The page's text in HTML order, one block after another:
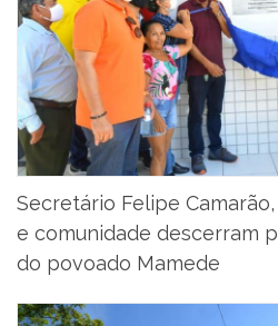
Secretário Felipe
e comunidade descerram
do povoado Mamede